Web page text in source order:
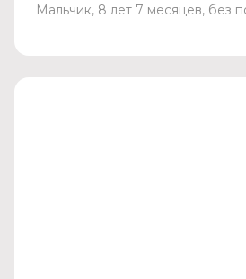
Мальчик, 8 лет 7 месяцев, без